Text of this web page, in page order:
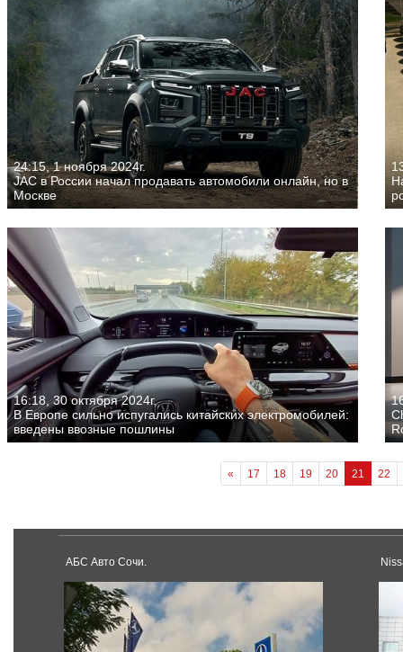
24:15, 1 ноября 2024г.
JAC в России начал продавать автомобили онлайн, но в
Москве
16:18, 30 октября 2024г.
В Европе сильно испугались китайских электромобилей:
введены ввозные пошлины
« 17 18 19 20 21 22
АБС Авто Сочи.